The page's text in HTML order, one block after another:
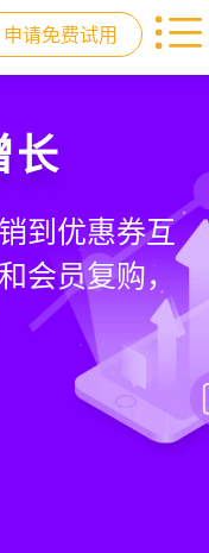
申请免费试用
界
流到线下售
拓展生意边
易
增长+小程序
管店及业绩
验
同步到订单
流程，实现
长
到优惠券互
会员复购，